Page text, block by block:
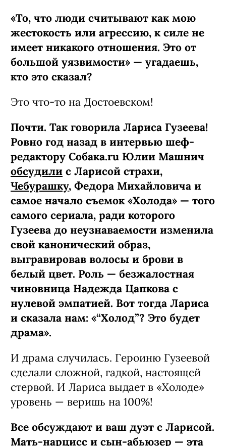
«То, что люди считывают как мою
жестокость или агрессию, к силе не
имеет никакого отношения. Это от
большой уязвимости» — угадаешь,
кто это сказал?
Это что-то на Достоевском!
Почти. Так говорила Лариса Гузеева!
Ровно год назад в интервью шеф-
редактору Собака.ru Юлии Машнич
обсудили с Ларисой страхи,
Чебурашку, Федора Михайловича и
самое начало съемок «Холода» — того
самого сериала, ради которого
Гузеева до неузнаваемости изменила
свой канонический образ,
выгравировав волосы и брови в
белый цвет. Роль — безжалостная
чиновница Надежда Цапкова с
нулевой эмпатией. Вот тогда Лариса
и сказала нам: «“Холод”? Это будет
драма».
И драма случилась. Героиню Гузеевой
сделали сложной, гадкой, настоящей
стервой. И Лариса выдает в «Холоде»
уровень — веришь на 100%!
Все обсуждают и ваш дуэт с Ларисой.
Мать-нарцисс и сын-абьюзер — эта